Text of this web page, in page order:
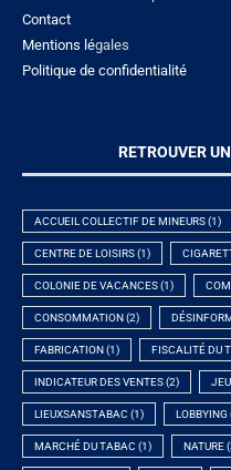
Contact
Mentions légales
Politique de confidentialité
RETROUVER
ACCUEIL COLLECTIF DE MINEURS(1)
CENTRE DE LOISIRS(1)
COLONIE DE VACANCES(1)
CONSOMMATION (2)
FABRICATION (1) FISCALITÉ DU
INDICATEUR DES VENTES(2)
LIEUXSANSTABAC (1) LOBBYING
MARCHÉ DU TABAC (1) NATURE